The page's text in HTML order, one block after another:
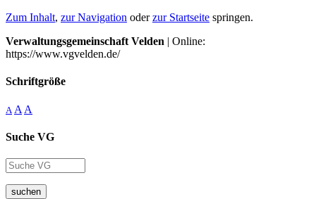
Zum Inhalt, zur Navigation oderzur Startseite springen.
Verwaltungsgemeinschaft Velden | Online:
https://www.vgvelden.de/
Schriftgröße
A A A
Suche VG
suchen